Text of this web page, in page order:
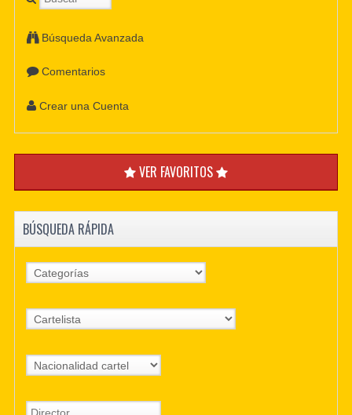
Búsqueda Avanzada
Comentarios
Crear una Cuenta
VER FAVORITOS
BÚSQUEDA RÁPIDA